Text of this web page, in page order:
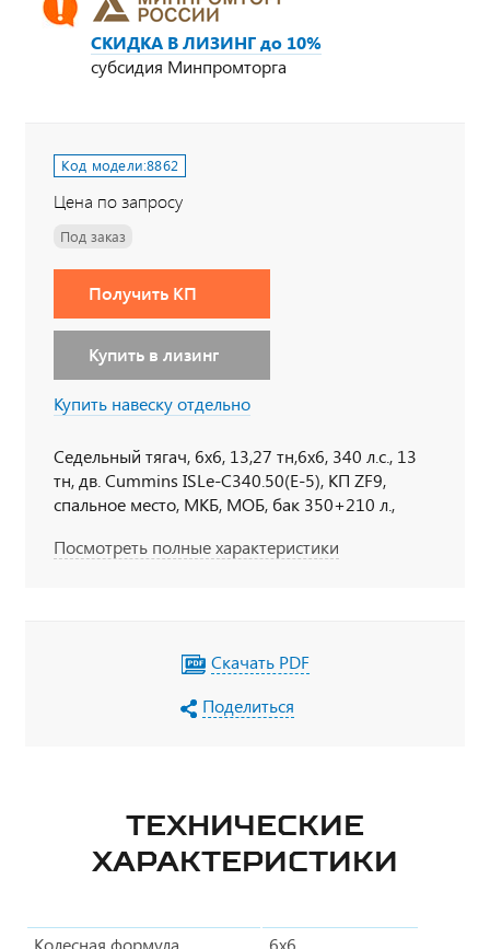
СКИДКА В ЛИЗИНГ до 10%
субсидия Минпромторга
Код модели:8862
Цена по запросу
Под заказ
Получить КП
Купить в лизинг
Купить навеску отдельно
Седельный тягач, 6х6, 13,27 тн,6х6, 340 л.с., 13
тн, дв. Cummins ISLe-C340.50(Е-5), КП ZF9,
спальное место, МКБ, МОБ, бак 350+210 л.,
ЛВЖ, с правом перевозки опасных грузов по
Посмотреть полные характеристики
Скачать PDF
Поделиться
ТЕХНИЧЕСКИЕ
ХАРАКТЕРИСТИКИ
Колесная формула 6х6